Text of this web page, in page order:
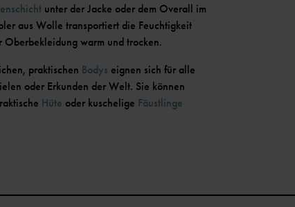
unter der Jacke oder dem Overall im
aus Wolle transportiert die Feuchtigkeit
warm und trocken.
praktischen Bodys eignen sich für alle
oder Erkunden der Welt. Sie können
Hüte oder kuschelige Fäustlinge